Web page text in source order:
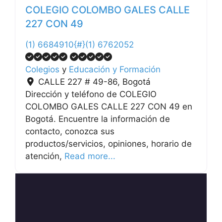
COLEGIO COLOMBO GALES CALLE
227 CON 49
(1) 6684910{#}(1) 6762052
Colegios y Educación y Formación
CALLE 227 # 49-86, Bogotá
Dirección y teléfono de COLEGIO
COLOMBO GALES CALLE 227 CON 49 en
Bogotá. Encuentre la información de
contacto, conozca sus
productos/servicios, opiniones, horario de
atención, Read more...